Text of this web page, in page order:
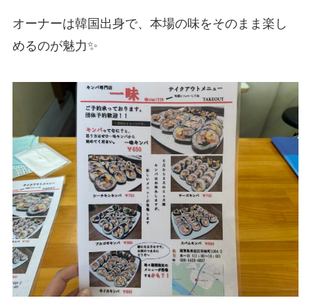
オーナーは韓国出身で、本場の味をそのまま楽し
めるのが魅力✨